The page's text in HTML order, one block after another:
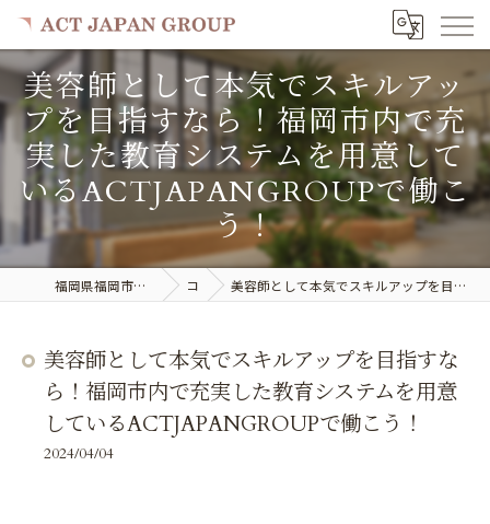
美容師として本気でスキルアッ
プを目指すなら！福岡市内で充
実した教育システムを用意して
いるACTJAPANGROUPで働こ
う！
福岡県福岡市で美容室の求人ならACT JAPAN GROUP コラム 美容師として本気でスキルアップを目指すなら！福岡市内で充実した教育システムを用意しているACTJAPANGROUPで働こう！
美容師として本気でスキルアップを目指すな
ら！福岡市内で充実した教育システムを用意
しているACTJAPANGROUPで働こう！
2024/04/04